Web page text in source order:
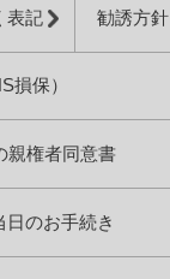
表記 勧誘方針
損保）
親権者同意書
日のお手続き